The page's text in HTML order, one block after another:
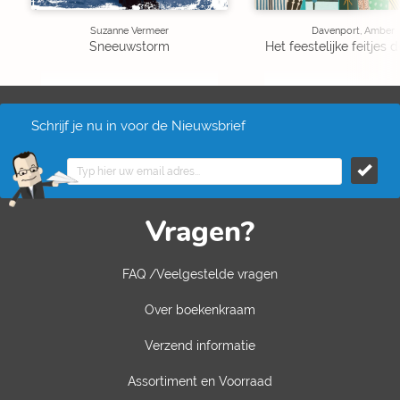
Suzanne Vermeer
Sneeuwstorm
Davenport, Amber
Het feestelijke feitjes
Schrijf je nu in voor de Nieuwsbrief
Vragen?
FAQ /Veelgestelde vragen
Over boekenkraam
Verzend informatie
Assortiment en Voorraad